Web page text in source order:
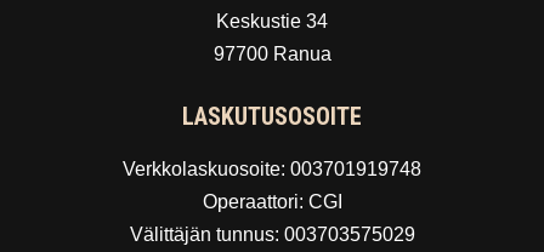
Keskustie 34
97700 Ranua
LASKUTUSOSOITE
Verkkolaskuosoite: 003701919748
Operaattori: CGI
Välittäjän tunnus: 003703575029